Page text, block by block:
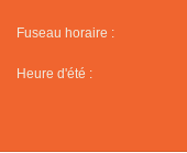
Fuseau horaire :
Heure d'été :